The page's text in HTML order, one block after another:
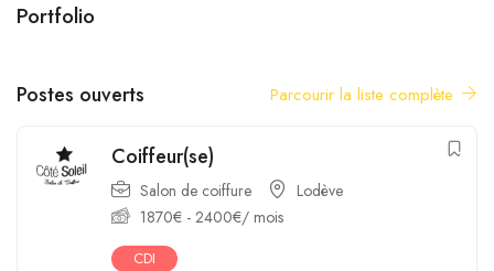
Portfolio
Postes ouverts Parcourir la liste complète
Coiffeur(se)
Salon de coiffure
Lodève
1870€ - 2400€/ mois
CDI